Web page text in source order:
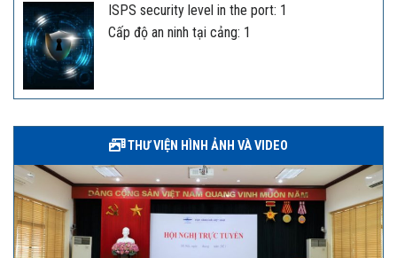
ISPS security level in the port: 1
Cấp độ an ninh tại cảng: 1
THƯ VIỆN HÌNH ẢNH VÀ VIDEO